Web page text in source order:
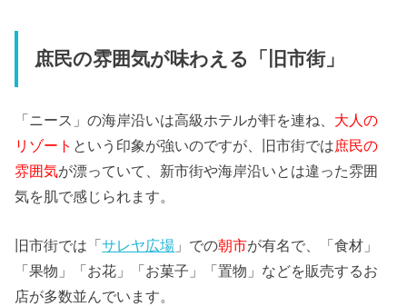
庶民の雰囲気が味わえる「旧市街」
「ニース」の海岸沿いは高級ホテルが軒を連ね、 大人の
リゾート という印象が強いのですが、旧市街では庶民の
雰囲気が漂っていて、新市街や海岸沿いとは違った雰囲
気を肌で感じられます。
旧市街では「サレヤ広場 」での朝市が有名で、「食材」
「果物」「お花」「お菓子」「置物」などを販売するお
店が多数並んでいます。